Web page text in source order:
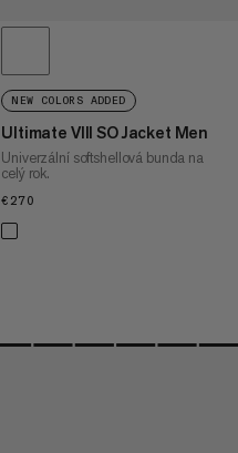
NEW COLORS ADDED
Ultimate VIII SO Jacket Men
Univerzální softshellová bunda na
celý rok.
€270